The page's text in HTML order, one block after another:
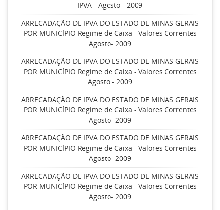
IPVA - Agosto - 2009
ARRECADAÇÃO DE IPVA DO ESTADO DE MINAS GERAIS
POR MUNICÍPIO Regime de Caixa - Valores Correntes
Agosto- 2009
ARRECADAÇÃO DE IPVA DO ESTADO DE MINAS GERAIS
POR MUNICÍPIO Regime de Caixa - Valores Correntes
Agosto - 2009
ARRECADAÇÃO DE IPVA DO ESTADO DE MINAS GERAIS
POR MUNICÍPIO Regime de Caixa - Valores Correntes
Agosto- 2009
ARRECADAÇÃO DE IPVA DO ESTADO DE MINAS GERAIS
POR MUNICÍPIO Regime de Caixa - Valores Correntes
Agosto- 2009
ARRECADAÇÃO DE IPVA DO ESTADO DE MINAS GERAIS
POR MUNICÍPIO Regime de Caixa - Valores Correntes
Agosto- 2009